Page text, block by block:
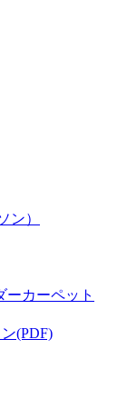
ン）
ーカーペット
(PDF)